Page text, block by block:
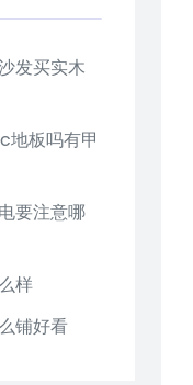
发买实木
板吗有甲
要注意哪
样
铺好看